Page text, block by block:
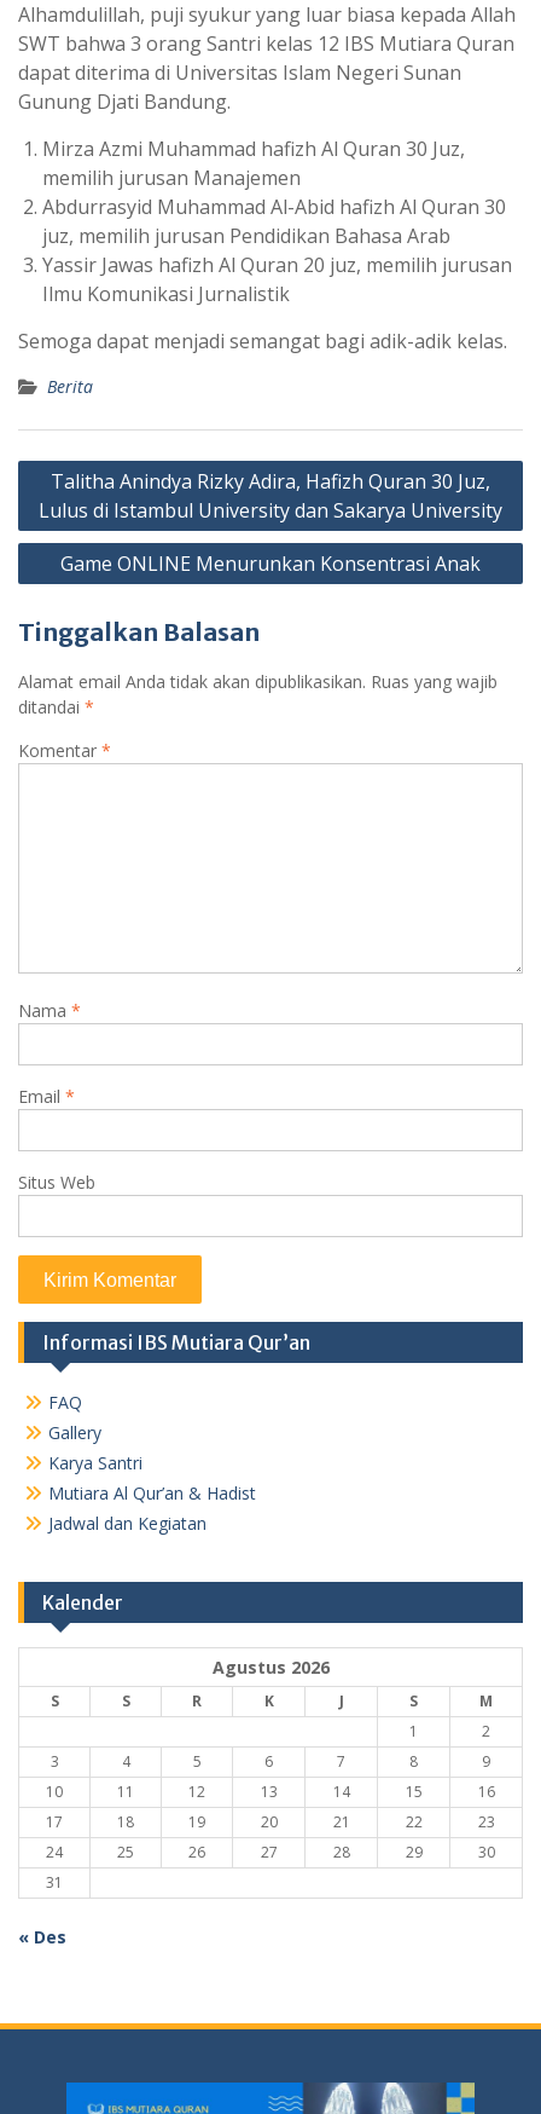
Alhamdulillah, puji syukur yang luar biasa kepada Allah
SWT bahwa 3 orang Santri kelas 12 IBS Mutiara Quran
dapat diterima di Universitas Islam Negeri Sunan
Gunung Djati Bandung.
Mirza Azmi Muhammad hafizh Al Quran 30 Juz,
memilih jurusan Manajemen
Abdurrasyid Muhammad Al-Abid hafizh Al Quran 30
juz, memilih jurusan Pendidikan Bahasa Arab
Yassir Jawas hafizh Al Quran 20 juz, memilih jurusan
Ilmu Komunikasi Jurnalistik
Semoga dapat menjadi semangat bagi adik-adik kelas.
Berita
Navigasi
pos
Talitha Anindya Rizky Adira, Hafizh Quran 30 Juz,
Lulus di Istambul University dan Sakarya University
Game ONLINE Menurunkan Konsentrasi Anak
Tinggalkan Balasan
Alamat email Anda tidak akan dipublikasikan. Ruas yang wajib
ditandai *
Komentar *
Nama *
Email *
Situs Web
Informasi IBS Mutiara Qur’an
FAQ
Gallery
Karya Santri
Mutiara Al Qur’an & Hadist
Jadwal dan Kegiatan
Kalender
Agustus 2026
S S R K J S
M
1
2
3
4 5 6 7 8
9
10
11 12 13 14 15
16
17
18 19 20 21 22
23
24
25 26 27 28 29
30
31
« Des